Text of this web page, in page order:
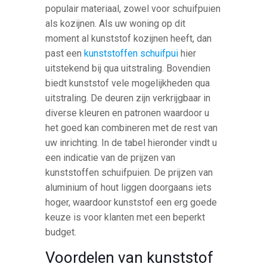
populair materiaal, zowel voor schuifpuien
als kozijnen. Als uw woning op dit
moment al kunststof kozijnen heeft, dan
past eenkunststoffen schuifpui hier
uitstekend bij qua uitstraling. Bovendien
biedt kunststof vele mogelijkheden qua
uitstraling. De deuren zijn verkrijgbaar in
diverse kleuren en patronen waardoor u
het goed kan combineren met de rest van
uw inrichting. In de tabel hieronder vindt u
een indicatie van de prijzen van
kunststoffen schuifpuien. De prijzen van
aluminium of hout liggen doorgaans iets
hoger, waardoor kunststof een erg goede
keuze is voor klanten met een beperkt
budget.
Voordelen van kunststof